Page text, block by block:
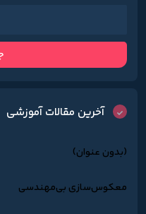
آخرین مقالات آموزشی
(بدون عنوان)
معکوس‌سازی بی‌مهندسی